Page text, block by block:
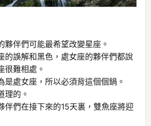
夥伴們可能最希望改變星座。
的誤解和黑色，處女座的夥伴們都說
很難相處。
是處女座，所以必須背這個個鍋。
理的。
伴們在接下來的15天裏，雙魚座將迎